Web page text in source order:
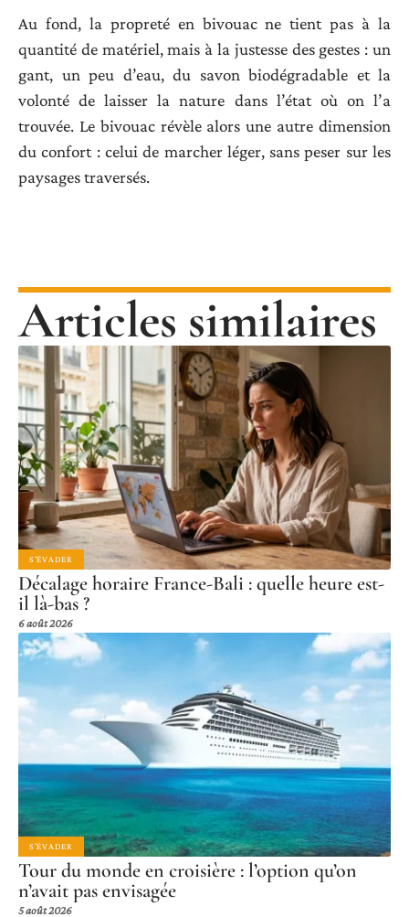
Au fond, la propreté en bivouac ne tient pas à la
quantité de matériel, mais à la justesse des gestes : un
gant, un peu d’eau, du savon biodégradable et la
volonté de laisser la nature dans l’état où on l’a
trouvée. Le bivouac révèle alors une autre dimension
du confort : celui de marcher léger, sans peser sur les
paysages traversés.
Articles similaires
S'ÉVADER
Décalage horaire France-Bali : quelle heure est-
il là-bas ?
6 août 2026
S'ÉVADER
Tour du monde en croisière : l’option qu’on
n’avait pas envisagée
5 août 2026